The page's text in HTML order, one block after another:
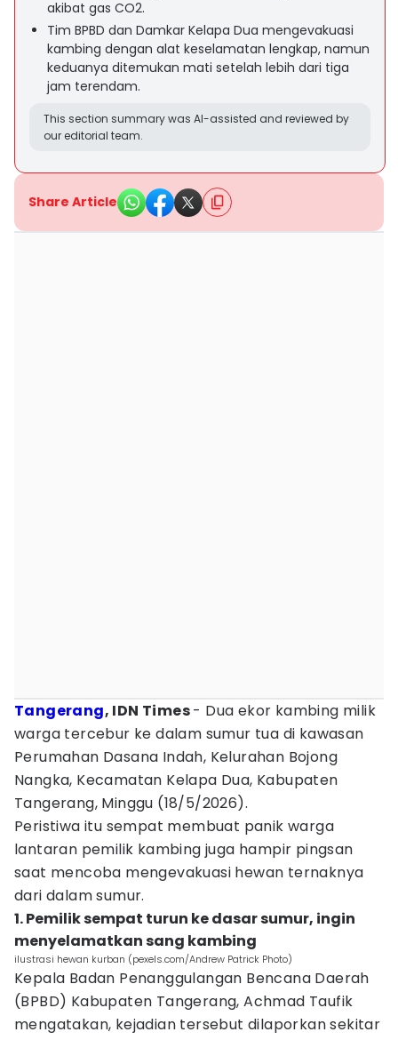
akibat gas CO2.
Tim BPBD dan Damkar Kelapa Dua mengevakuasi
kambing dengan alat keselamatan lengkap, namun
keduanya ditemukan mati setelah lebih dari tiga
jam terendam.
This section summary was AI-assisted and reviewed by
our editorial team.
Share Article
Tangerang, IDN Times- Dua ekor kambing milik
warga tercebur ke dalam sumur tua di kawasan
Perumahan Dasana Indah, Kelurahan Bojong
Nangka, Kecamatan Kelapa Dua, Kabupaten
Tangerang, Minggu (18/5/2026).
Peristiwa itu sempat membuat panik warga
lantaran pemilik kambing juga hampir pingsan
saat mencoba mengevakuasi hewan ternaknya
dari dalam sumur.
1. Pemilik sempat turun ke dasar sumur, ingin
menyelamatkan sang kambing
ilustrasi hewan kurban (pexels.com/Andrew Patrick Photo)
Kepala Badan Penanggulangan Bencana Daerah
(BPBD) Kabupaten Tangerang, Achmad Taufik
mengatakan, kejadian tersebut dilaporkan sekitar